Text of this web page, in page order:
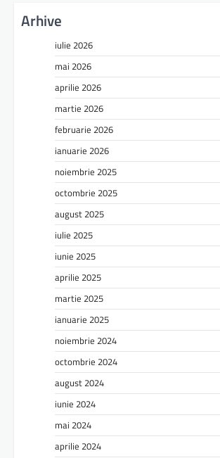
Arhive
iulie 2026
mai 2026
aprilie 2026
martie 2026
februarie 2026
ianuarie 2026
noiembrie 2025
octombrie 2025
august 2025
iulie 2025
iunie 2025
aprilie 2025
martie 2025
ianuarie 2025
noiembrie 2024
octombrie 2024
august 2024
iunie 2024
mai 2024
aprilie 2024